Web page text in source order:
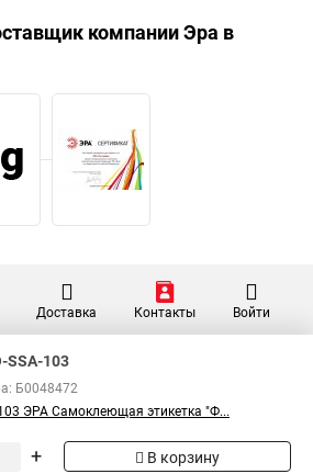
компанииЭра в
Доставка Контакты Войти
SSA-103
Б0048472
103 ЭРА Самоклеющая этикетка "Ф...
+ В корзину